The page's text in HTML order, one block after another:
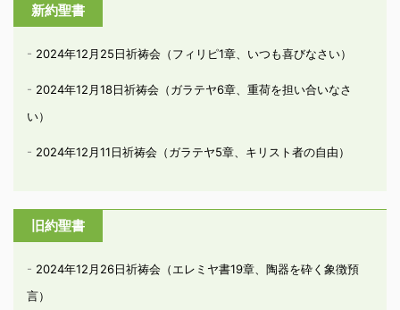
新約聖書
2024年12月25日祈祷会（フィリピ1章、いつも喜びなさい）
2024年12月18日祈祷会（ガラテヤ6章、重荷を担い合いなさ
い）
2024年12月11日祈祷会（ガラテヤ5章、キリスト者の自由）
旧約聖書
2024年12月26日祈祷会（エレミヤ書19章、陶器を砕く象徴預
言）